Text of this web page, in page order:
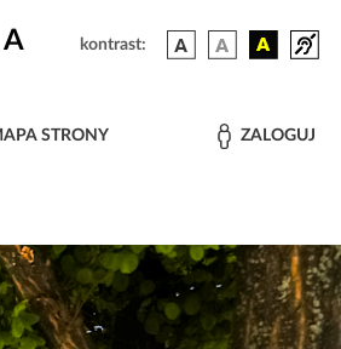
A kontrast:
STRONY ZALOGUJ